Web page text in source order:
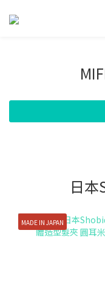
日
MADE IN JAPAN